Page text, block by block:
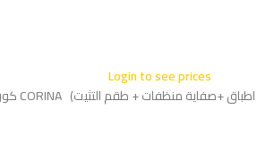
Login to see prices